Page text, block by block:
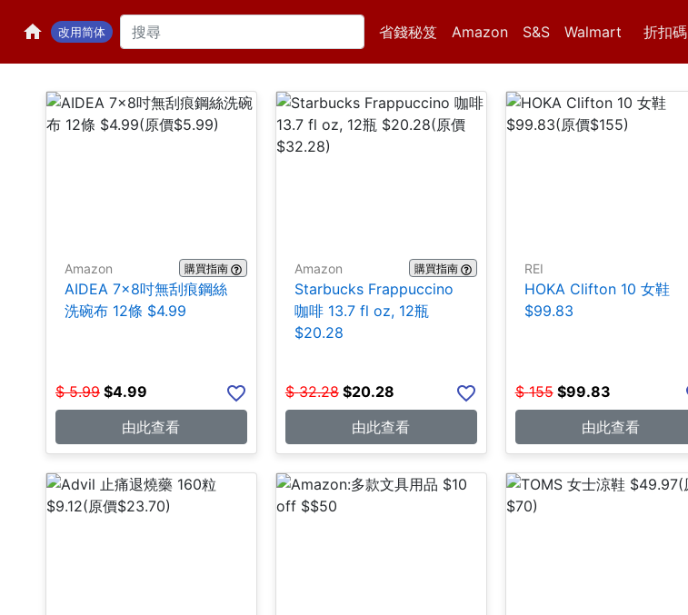
改用简体 省錢秘笈 Amazon S&S Walmart 折扣碼
Amazon 購買指南
AIDEA 7×8吋無刮痕鋼絲
洗碗布 12條 $4.99
$ 5.99 $4.99
由此查看
Amazon 購買指南
Starbucks Frappuccino
咖啡 13.7 fl oz, 12瓶
$20.28
$ 32.28 $20.28
由此查看
REI
HOKA Clifton 10 女鞋
$99.83
$ 155 $99.83
由此查看